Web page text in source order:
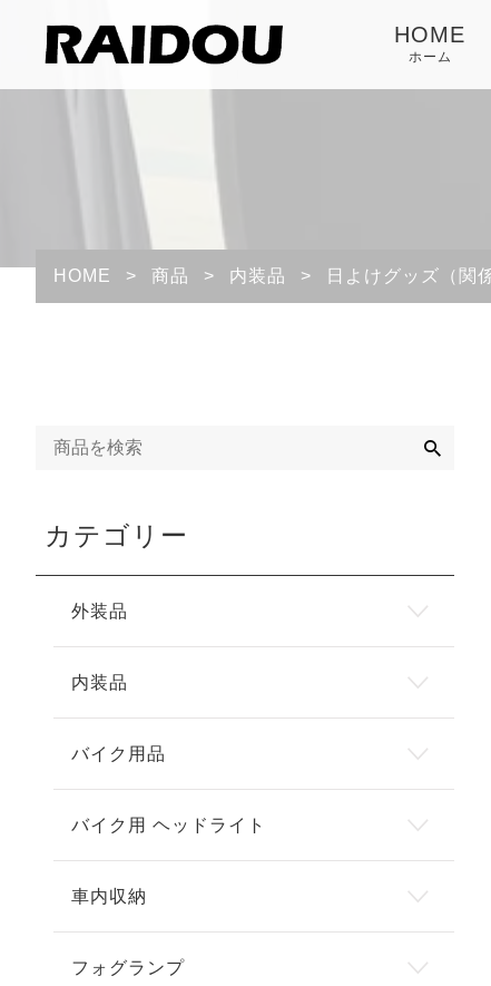
HOME
ホーム
HOME > 商品 > 内装品 > 日よけグッズ（関
カテゴリー
外装品
内装品
バイク用品
バイク用 ヘッドライト
車内収納
フォグランプ